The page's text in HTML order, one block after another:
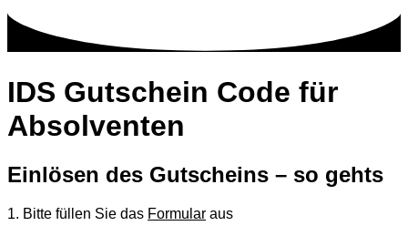
IDS Gutschein Code für
Absolventen
Einlösen des Gutscheins – so gehts
1. Bitte füllen Sie das Formular aus